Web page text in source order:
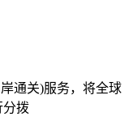
通关)服务，将全球
分拨